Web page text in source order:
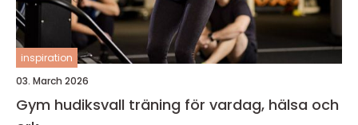
inspiration
03. March 2026
Gym hudiksvall träning för vardag, hälsa och